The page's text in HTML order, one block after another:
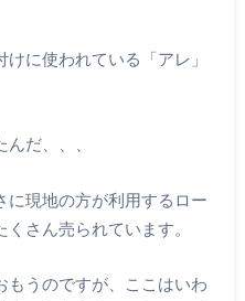
に使われている「アレ」
だ、、、
に現地の方が利用するロー
さん売られています。
もうのですが、ここはいわ